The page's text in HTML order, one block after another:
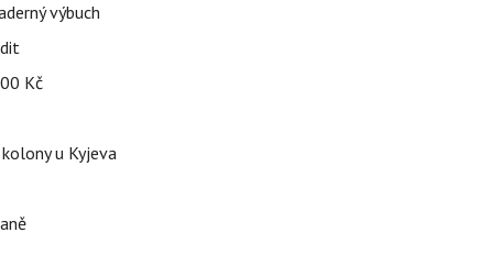
výbuch
Kč
u Kyjeva